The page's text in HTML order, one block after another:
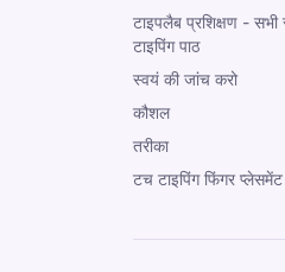
टाइपलैब प्रशिक्षण - सभी
टाइपिंग पाठ
स्वयं की जांच करो
कौशल
तरीका
टच टाइपिंग फिंगर प्लेसमेंट